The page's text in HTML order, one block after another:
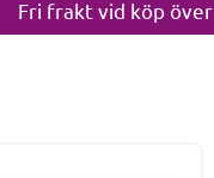
Fri frakt vid köp över